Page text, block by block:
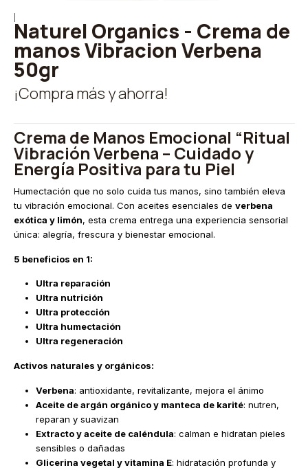
Naturel Organics - Crema de
manos Vibracion Verbena
50gr
¡Compra más y ahorra!
Crema de Manos Emocional “Ritual
Vibración Verbena – Cuidado y
Energía Positiva para tu Piel
Humectación que no solo cuida tus manos, sino también eleva
tu vibración emocional. Con aceites esenciales de verbena
exótica y limón, esta crema entrega una experiencia sensorial
única: alegría, frescura y bienestar emocional.
5 beneficios en 1:
Ultra reparación
Ultra nutrición
Ultra protección
Ultra humectación
Ultra regeneración
Activos naturales y orgánicos:
Verbena: antioxidante, revitalizante, mejora el ánimo
Aceite de argán orgánico y manteca de karité: nutren,
reparan y suavizan
Extracto y aceite de caléndula: calman e hidratan pieles
sensibles o dañadas
Glicerina vegetal y vitamina E: hidratación profunda y